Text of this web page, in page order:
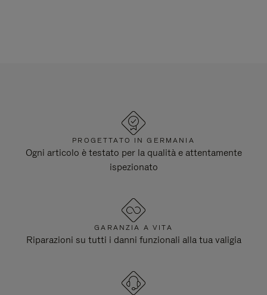
PROGETTATO IN GERMANIA
Ogni articolo è testato per la qualità e attentamente
ispezionato
GARANZIA A VITA
Riparazioni su tutti i danni funzionali alla tua valigia